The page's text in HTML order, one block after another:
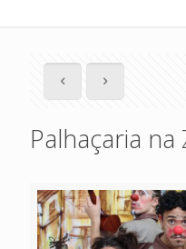
Palhaçaria na